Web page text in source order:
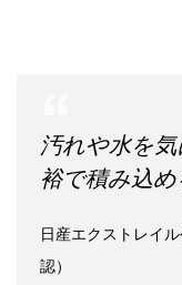
汚れや水を
裕で積み込め
日産エクストレイ
認）